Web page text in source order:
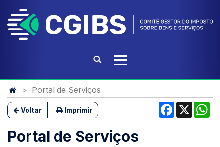
para
conteúdo
menu
para
busca
Alterna
Abrir
busca
Início
do
conteúdo
Portal de Serviços
Voltar Imprimir Facebook
X
Portal de Serviços